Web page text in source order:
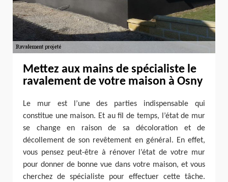
Mettez aux mains de spécialiste le
ravalement de votre maison à Osny
Le mur est l’une des parties indispensable qui
constitue une maison. Et au fil de temps, l’état de mur
se change en raison de sa décoloration et de
décollement de son revêtement en général. En effet,
vous pensez peut-être à rénover l’état de votre mur
pour donner de bonne vue dans votre maison, et vous
cherchez de spécialiste pour effectuer cette tâche.